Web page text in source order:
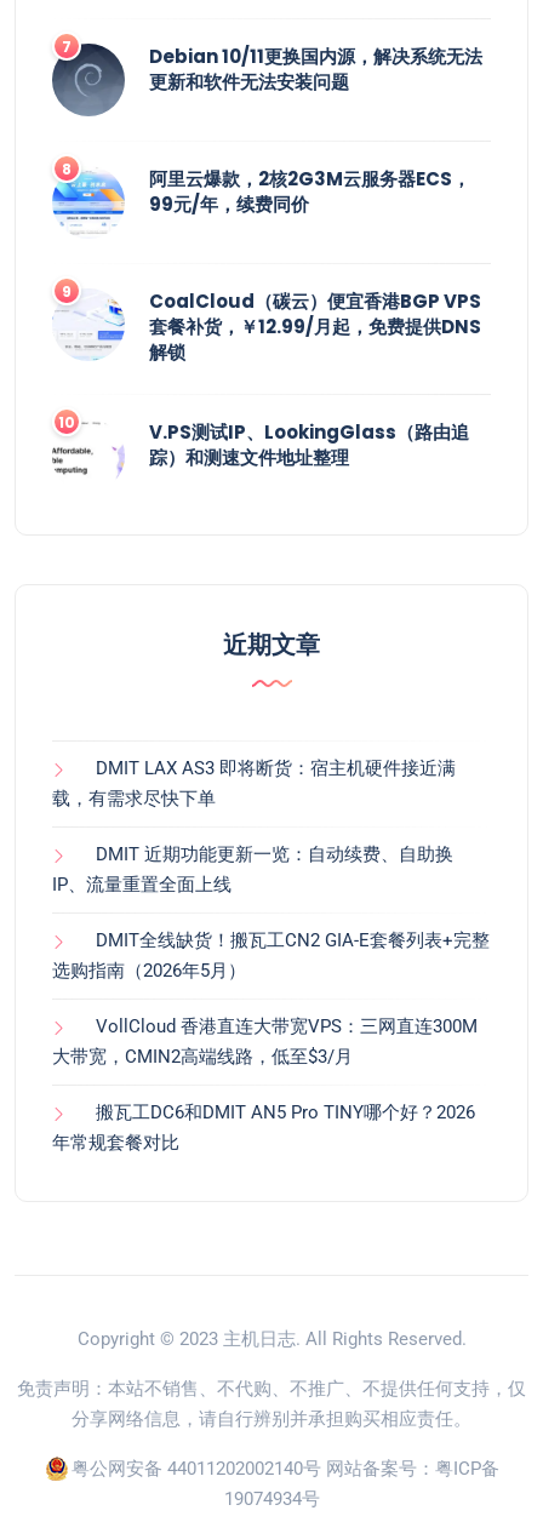
Debian 10/11更换国内源，解决系统无法
更新和软件无法安装问题
阿里云爆款，2核2G3M云服务器ECS，
99元/年，续费同价
CoalCloud（碳云）便宜香港BGP VPS
套餐补货，￥12.99/月起，免费提供DNS
解锁
V.PS测试IP、LookingGlass（路由追
踪）和测速文件地址整理
近期文章
DMIT LAX AS3 即将断货：宿主机硬件接近满
载，有需求尽快下单
DMIT 近期功能更新一览：自动续费、自助换
IP、流量重置全面上线
DMIT全线缺货！搬瓦工CN2 GIA-E套餐列表+完整
选购指南（2026年5月）
VollCloud 香港直连大带宽VPS：三网直连300M
大带宽，CMIN2高端线路，低至$3/月
搬瓦工DC6和DMIT AN5 Pro TINY哪个好？2026
年常规套餐对比
Copyright © 2023 主机日志. All Rights Reserved.
免责声明：本站不销售、不代购、不推广、不提供任何支持，仅
分享网络信息，请自行辨别并承担购买相应责任。
粤公网安备 44011202002140号 网站备案号： 粤ICP备
19074934号